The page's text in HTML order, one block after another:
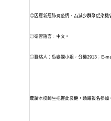
◎因應新冠肺炎疫情 ， 為減少群聚感染機
◎研習語言：中文。
◎聯絡人：吳姿嫻小姐，分機2913 ； E-
敬請本校師生把握此良機，踴躍報名參加